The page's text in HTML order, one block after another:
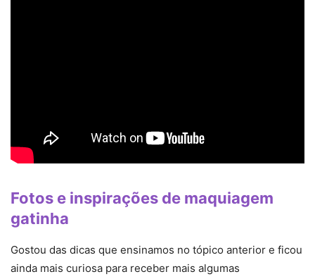
Fotos e inspirações de maquiagem
gatinha
Gostou das dicas que ensinamos no tópico anterior e ficou
ainda mais curiosa para receber mais algumas